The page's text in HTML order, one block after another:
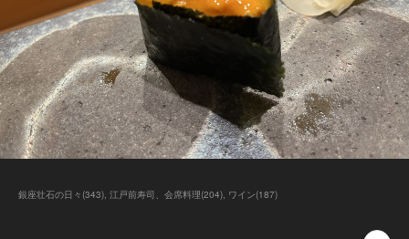
銀座壮石の日々 (343) 江戸前寿司、会席料理(204) ワイン(187)